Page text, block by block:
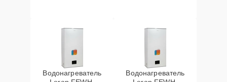
Водонагреватель
Водонагреватель